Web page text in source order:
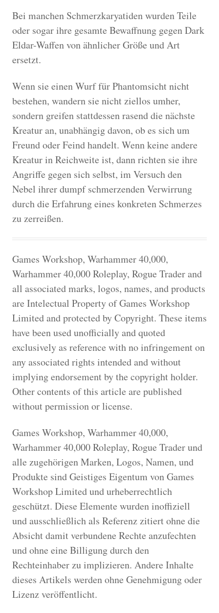
Bei manchen Schmerzkaryatiden wurden Teile
oder sogar ihre gesamte Bewaffnung gegen Dark
Eldar-Waffen von ähnlicher Größe und Art
ersetzt.
Wenn sie einen Wurf für Phantomsicht nicht
bestehen, wandern sie nicht ziellos umher,
sondern greifen stattdessen rasend die nächste
Kreatur an, unabhängig davon, ob es sich um
Freund oder Feind handelt. Wenn keine andere
Kreatur in Reichweite ist, dann richten sie ihre
Angriffe gegen sich selbst, im Versuch den
Nebel ihrer dumpf schmerzenden Verwirrung
durch die Erfahrung eines konkreten Schmerzes
zu zerreißen.
Games Workshop, Warhammer 40,000,
Warhammer 40,000 Roleplay, Rogue Trader and
all associated marks, logos, names, and products
are Intelectual Property of Games Workshop
Limited and protected by Copyright. These items
have been used unofficially and quoted
exclusively as reference with no infringement on
any associated rights intended and without
implying endorsement by the copyright holder.
Other contents of this article are published
without permission or license.
Games Workshop, Warhammer 40,000,
Warhammer 40,000 Roleplay, Rogue Trader und
alle zugehörigen Marken, Logos, Namen, und
Produkte sind Geistiges Eigentum von Games
Workshop Limited und urheberrechtlich
geschützt. Diese Elemente wurden inoffiziell
und ausschließlich als Referenz zitiert ohne die
Absicht damit verbundene Rechte anzufechten
und ohne eine Billigung durch den
Rechteinhaber zu implizieren. Andere Inhalte
dieses Artikels werden ohne Genehmigung oder
Lizenz veröffentlicht.